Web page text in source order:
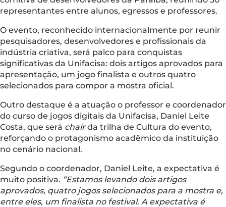
representantes entre alunos, egressos e professores.
O evento, reconhecido internacionalmente por reunir
pesquisadores, desenvolvedores e profissionais da
indústria criativa, será palco para conquistas
significativas da Unifacisa: dois artigos aprovados para
apresentação, um jogo finalista e outros quatro
selecionados para compor a mostra oficial.
Outro destaque é a atuação o professor e coordenador
do curso de jogos digitais da Unifacisa, Daniel Leite
Costa, que será chairda trilha de Cultura do evento,
reforçando o protagonismo acadêmico da instituição
no cenário nacional.
Segundo o coordenador, Daniel Leite, a expectativa é
muito positiva. “Estamos levando dois artigos
aprovados, quatro jogos selecionados para a mostra e,
entre eles, um finalista no festival. A expectativa é